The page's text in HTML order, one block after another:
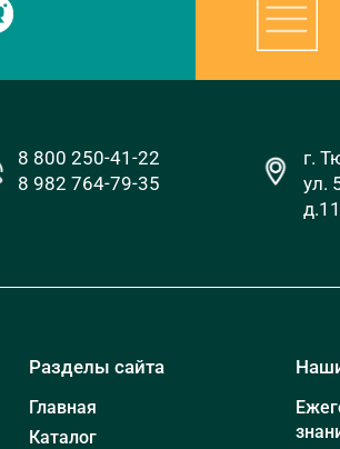
8 800 250-41-22
8 982 764-79-35
г.
ул.
Разделы сайта
Главная
Каталог